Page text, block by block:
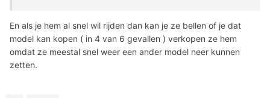
En als je hem al snel wil rijden dan kan je ze bellen of je dat
model kan kopen ( in 4 van 6 gevallen ) verkopen ze hem
omdat ze meestal snel weer een ander model neer kunnen
zetten.